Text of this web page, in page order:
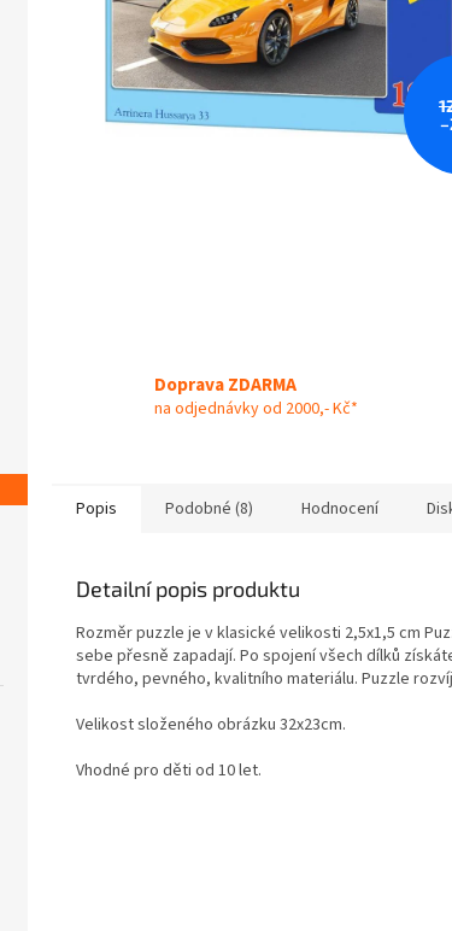
Doprava ZDARMA
na odjednávky od 2000,- Kč*
Popis Podobné (8) Hodnocení
Detailní popis produktu
Rozměr puzzle je v klasické velikosti 2,5x1,5 cm
sebe přesně zapadají. Po spojení všech dílků
tvrdého, pevného, kvalitního materiálu. Puzzle
Velikost složeného obrázku 32x23cm.
Vhodné pro děti od 10 let.